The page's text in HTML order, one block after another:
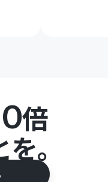
倍
。